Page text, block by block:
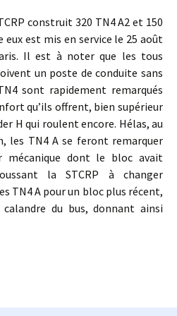
construit 320 TN4 A2 et 150
eux est mis en service le 25 août
Il est à noter que les tous
un poste de conduite sans
sont rapidement remarqués
qu’ils offrent, bien supérieur
H qui roulent encore. Hélas, au
les TN4 A se feront remarquer
dont le bloc avait
la STCRP à changer
TN4 A pour un bloc plus récent,
du bus, donnant ainsi